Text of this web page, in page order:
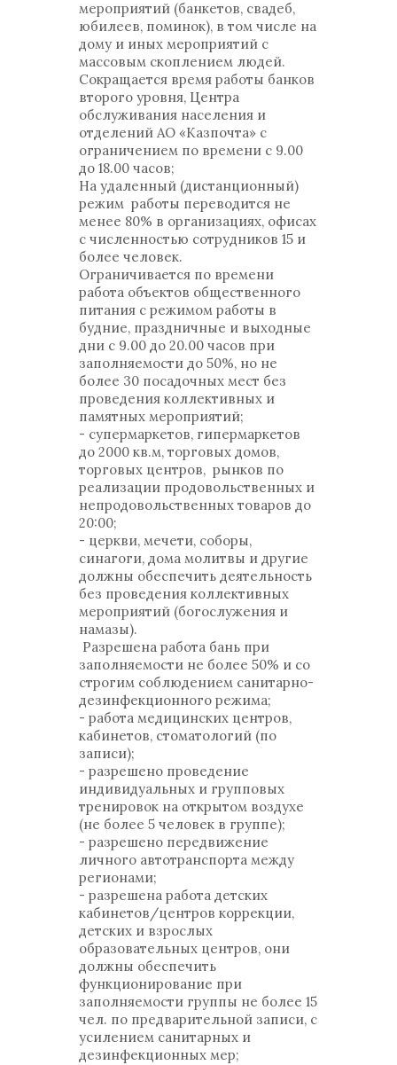
мероприятий (банкетов, свадеб,
юбилеев, поминок), в том числе на
дому и иных мероприятий с
массовым скоплением людей.
Сокращается время работы банков
второго уровня, Центра
обслуживания населения и
отделений АО «Казпочта» с
ограничением по времени с 9.00
до 18.00 часов;
На удаленный (дистанционный)
режим работы переводится не
менее 80% в организациях, офисах
с численностью сотрудников 15 и
более человек.
Ограничивается по времени
работа объектов общественного
питания с режимом работы в
будние, праздничные и выходные
дни с 9.00 до 20.00 часов при
заполняемости до 50%, но не
более 30 посадочных мест без
проведения коллективных и
памятных мероприятий;
- супермаркетов, гипермаркетов
до 2000 кв.м, торговых домов,
торговых центров, рынков по
реализации продовольственных и
непродовольственных товаров до
20:00;
- церкви, мечети, соборы,
синагоги, дома молитвы и другие
должны обеспечить деятельность
без проведения коллективных
мероприятий (богослужения и
намазы).
Разрешена работа бань при
заполняемости не более 50% и со
строгим соблюдением санитарно-
дезинфекционного режима;
- работа медицинских центров,
кабинетов, стоматологий (по
записи);
- разрешено проведение
индивидуальных и групповых
тренировок на открытом воздухе
(не более 5 человек в группе);
- разрешено передвижение
личного автотранспорта между
регионами;
- разрешена работа детских
кабинетов/центров коррекции,
детских и взрослых
образовательных центров, они
должны обеспечить
функционирование при
заполняемости группы не более 15
чел. по предварительной записи, с
усилением санитарных и
дезинфекционных мер;